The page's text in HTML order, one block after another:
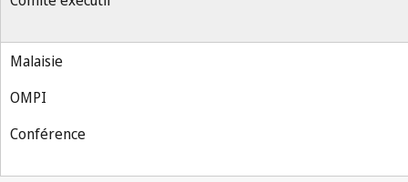
Malaisie
OMPI
Conférence